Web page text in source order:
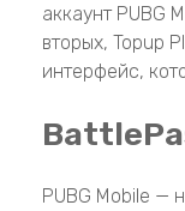
аккаунт PUBG
вторых, Topup
интерфейс,
PUBG Mobile —